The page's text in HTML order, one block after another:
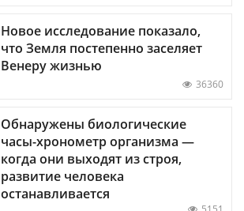
Новое исследование показало,
что Земля постепенно заселяет
Венеру жизнью
36360
Обнаружены биологические
часы-хронометр организма —
когда они выходят из строя,
развитие человека
останавливается